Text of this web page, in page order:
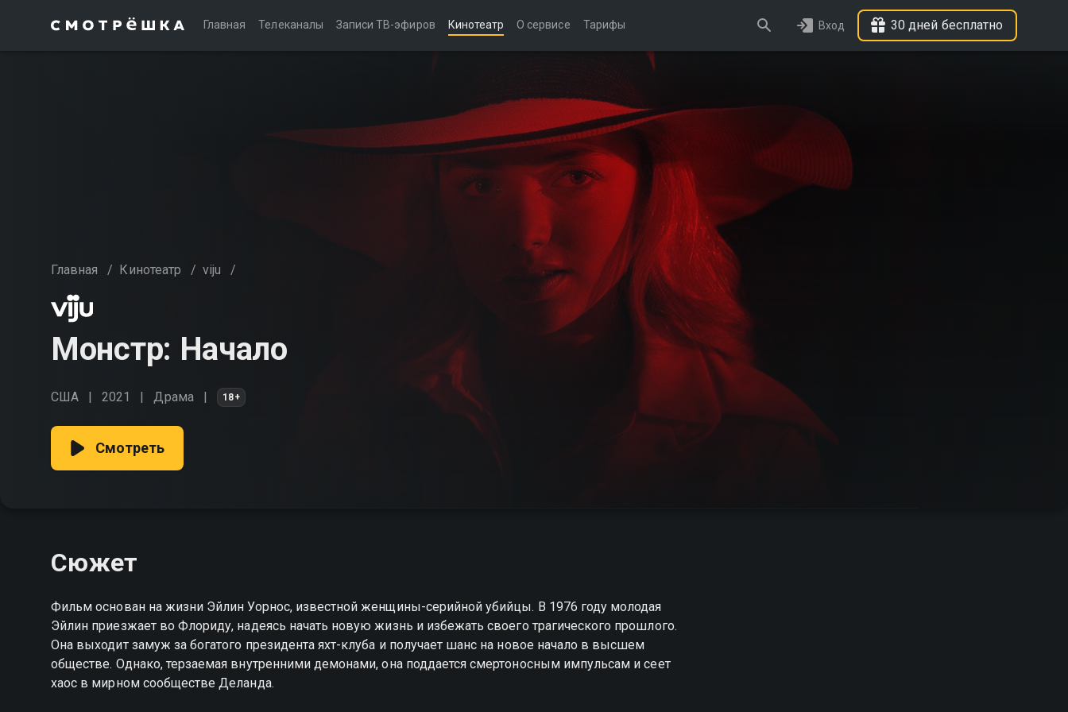
Главная Телеканалы Записи ТВ-эфиров Кинотеатр О сервисе Тарифы Вход 30 дней бесплатно
Главная / Кинотеатр / viju /
Монстр: Начало
США 2021 Драма 18+
Смотреть
Сюжет
Фильм основан на жизни Эйлин Уорнос, известной женщины-серийной убийцы. В 1976 году молодая
Эйлин приезжает во Флориду, надеясь начать новую жизнь и избежать своего трагического прошлого.
Она выходит замуж за богатого президента яхт-клуба и получает шанс на новое начало в высшем
обществе. Однако, терзаемая внутренними демонами, она поддается смертоносным импульсам и сеет
хаос в мирном сообществе Деланда.